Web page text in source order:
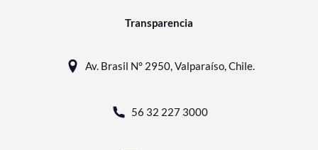
Transparencia
Av. Brasil N° 2950, Valparaíso, Chile.
56 32 227 3000